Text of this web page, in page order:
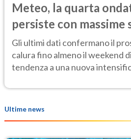
Meteo, la quarta
persiste con massime
elevate
Gli ultimi dati confermano il
calura fino almeno il weekend
tendenza a una nuova
Ultime news